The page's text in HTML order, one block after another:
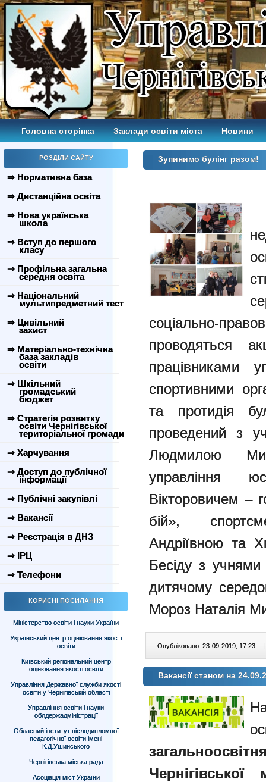
Головна сторінка Заклади освіти міста Новини
РОЗДІЛИ САЙТУ
⇒ Нормативна база
⇒ Дистанційна освіта
⇒ Нова українська
школа
⇒ Вступ до першого
класу
⇒ Профільна загальна
середня освіта
⇒ Національний
мультипредметний тест
⇒ Цивільний
захист
⇒ Матеріально-технічна
база закладів
освіти
⇒ Шкільний
громадський
бюджет
⇒ Стратегія розвитку
освіти Чернігівської
територіальної громади
⇒ Харчування
⇒ Доступ до публічної
інформації
⇒ Публічні закупівлі
⇒ Вакансії
⇒ Реєстрація в ДНЗ
⇒ ІРЦ
⇒ Телефони
КОРИСНІ ПОСИЛАННЯ
Міністерство освіти і науки України
Український центр оцінювання якості
освіти
Київський регіональний центр
оцінювання якості освіти
Управління Державної служби якості
освіти у Чернігівській області
Управління освіти і науки
облдержадміністрації
Обласний інститут післядипломної
педагогічної освіти імені
К.Д.Ушинського
Чернігівська міська рада
Асоціація міст України
Зупинимо булінг разом!
соціально-
проводяться
працівниками
спортивними
та протидія
проведений з
Людмилою
управління
Вікторовичем –
бій»,
Андріївною та
Бесіду з учнями
дитячому
Мороз Наталія
Опубліковано: 23-09-2019, 17:23 |
Вакансії станом на
Чернігівської